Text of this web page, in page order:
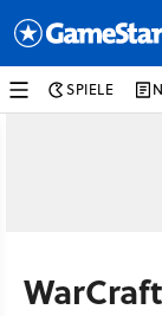
SPIELE